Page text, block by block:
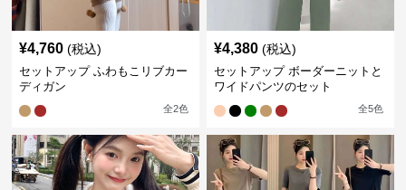
¥4,760 (税込)
セットアップ ふわもこリブカー
ディガン
全2色
¥4,380 (税込)
セットアップ ボーダーニットと
ワイドパンツのセット
全5色